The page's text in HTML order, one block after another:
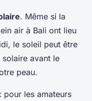
. Même si la
air à Bali ont lieu
le soleil peut être
avant le
peau.
pour les amateurs